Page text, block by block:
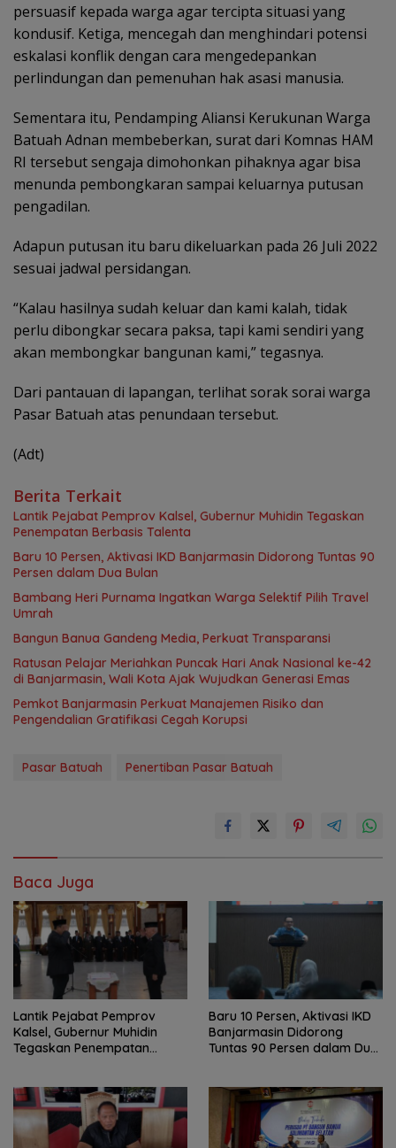
persuasif kepada warga agar tercipta situasi yang
kondusif. Ketiga, mencegah dan menghindari potensi
eskalasi konflik dengan cara mengedepankan
perlindungan dan pemenuhan hak asasi manusia.
Sementara itu, Pendamping Aliansi Kerukunan Warga
Batuah Adnan membeberkan, surat dari Komnas HAM
RI tersebut sengaja dimohonkan pihaknya agar bisa
menunda pembongkaran sampai keluarnya putusan
pengadilan.
Adapun putusan itu baru dikeluarkan pada 26 Juli 2022
sesuai jadwal persidangan.
“Kalau hasilnya sudah keluar dan kami kalah, tidak
perlu dibongkar secara paksa, tapi kami sendiri yang
akan membongkar bangunan kami,” tegasnya.
Dari pantauan di lapangan, terlihat sorak sorai warga
Pasar Batuah atas penundaan tersebut.
(Adt)
Berita Terkait
Lantik Pejabat Pemprov Kalsel, Gubernur Muhidin Tegaskan
Penempatan Berbasis Talenta
Baru 10 Persen, Aktivasi IKD Banjarmasin Didorong Tuntas 90
Persen dalam Dua Bulan
Bambang Heri Purnama Ingatkan Warga Selektif Pilih Travel
Umrah
Bangun Banua Gandeng Media, Perkuat Transparansi
Ratusan Pelajar Meriahkan Puncak Hari Anak Nasional ke-42
di Banjarmasin, Wali Kota Ajak Wujudkan Generasi Emas
Pemkot Banjarmasin Perkuat Manajemen Risiko dan
Pengendalian Gratifikasi Cegah Korupsi
Pasar Batuah Penertiban Pasar Batuah
Baca Juga
Lantik Pejabat Pemprov
Kalsel, Gubernur Muhidin
Tegaskan Penempatan
Baru 10 Persen, Aktivasi IKD
Banjarmasin Didorong
Tuntas 90 Persen dalam Dua